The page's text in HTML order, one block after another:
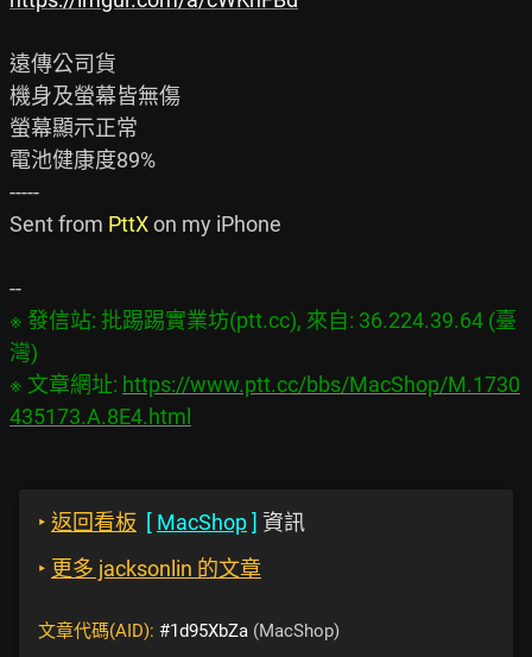
遠傳公司貨
機身及螢幕皆無傷
螢幕顯示正常
電池健康度89%
-----
Sent from PttX on my iPhone
※ 發信站: 批踢踢實業坊(ptt.cc), 來自: 36.224.39.64 (臺
灣)
※ 文章網址: https://www.ptt.cc/bbs/MacShop/M.1730
435173.A.8E4.html
‣ 返回看板 [ MacShop] 資訊
‣ 更多 jacksonlin 的文章
文章代碼(AID): #1d95XbZa (MacShop)